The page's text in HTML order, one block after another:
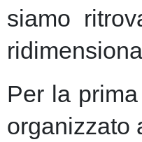
siamo
Per la
organizzato